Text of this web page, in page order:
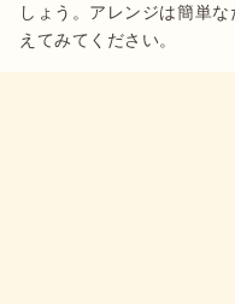
しょう。アレンジは簡単